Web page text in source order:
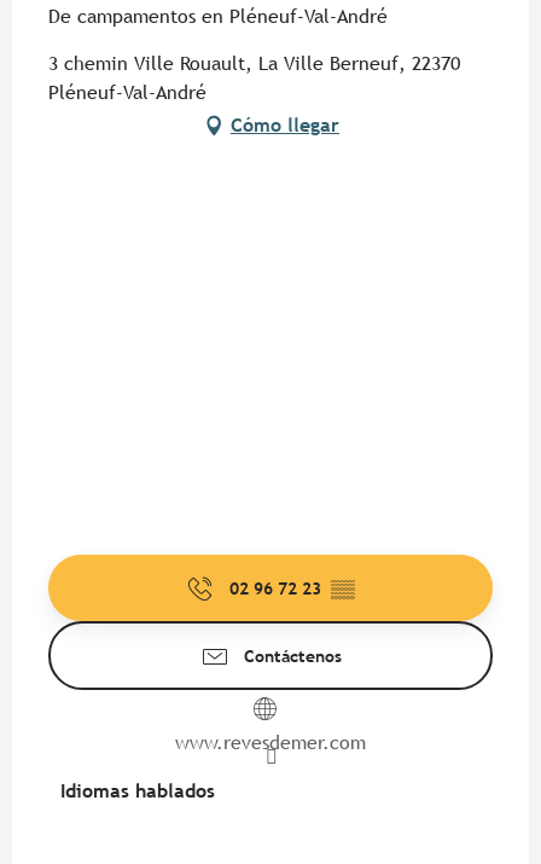
De campamentos en Pléneuf-Val-André
3 chemin Ville Rouault, La Ville Berneuf, 22370
Pléneuf-Val-André
Cómo llegar
02 96 72 23 ▒▒
Contáctenos
www.revesdemer.com
Idiomas hablados
Idiomas hablados